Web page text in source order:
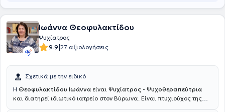
Ιωάννα Θεοφυλακτίδου
Ψυχίατρος
9.9|27 αξιολογήσεις
Σχετικά με την ειδικό
Η Θεοφυλακτίδου Ιωάννα είναι Ψυχίατρος - Ψυχοθεραπεύτρια
και διατηρεί ιδιωτικό ιατρείο στον Βύρωνα. Είναι πτυχιούχος της